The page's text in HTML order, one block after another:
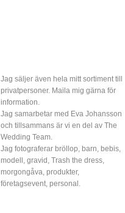
Jag säljer även hela mitt sortiment till
privatpersoner. Maila mig gärna för
information.
Jag samarbetar med Eva Johansson
och tillsammans är vi en del av The
Wedding Team.
Jag fotograferar bröllop, barn, bebis,
modell, gravid, Trash the dress,
morgongåva, produkter,
företagsevent, personal.